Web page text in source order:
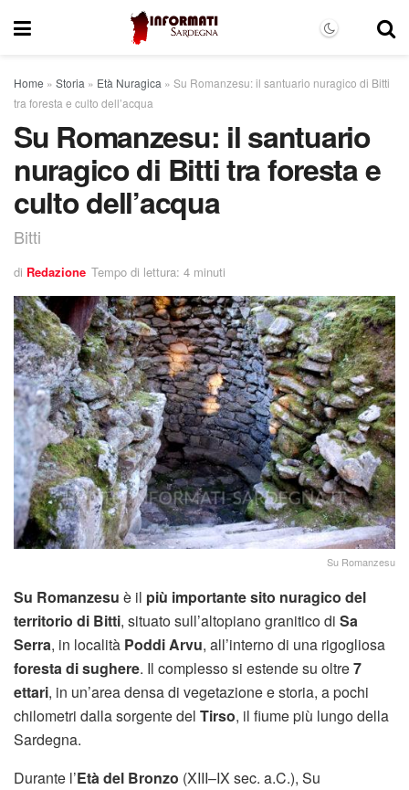
Home » Storia » Età Nuragica » Su Romanzesu: il santuario nuragico di Bitti
tra foresta e culto dell’acqua
Su Romanzesu: il santuario
nuragico di Bitti tra foresta e
culto dell’acqua
Bitti
di Redazione Tempo di lettura: 4 minuti
Su Romanzesu
Su Romanzesu è il più importante sito nuragico del
territorio di Bitti, situato sull’altopiano granitico di Sa
Serra, in località Poddi Arvu, all’interno di una rigogliosa
foresta di sughere. Il complesso si estende su oltre7
ettari, in un’area densa di vegetazione e storia, a pochi
chilometri dalla sorgente del Tirso, il fiume più lungo della
Sardegna.
Durante l’Età del Bronzo (XIII–IX sec. a.C.), Su